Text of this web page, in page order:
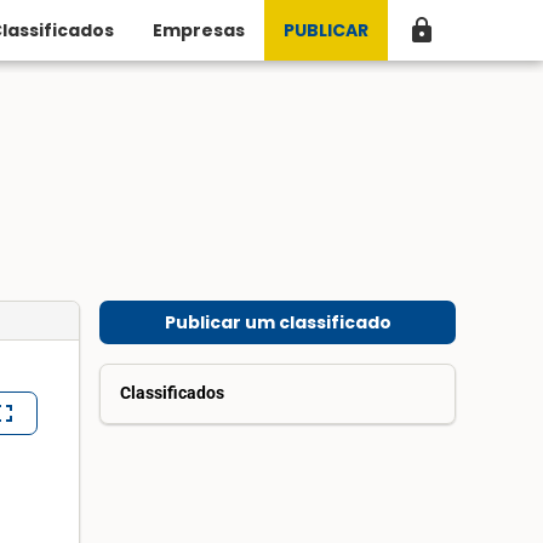
Empresas PUBLICAR lock
Publicar um classificado
Classificados